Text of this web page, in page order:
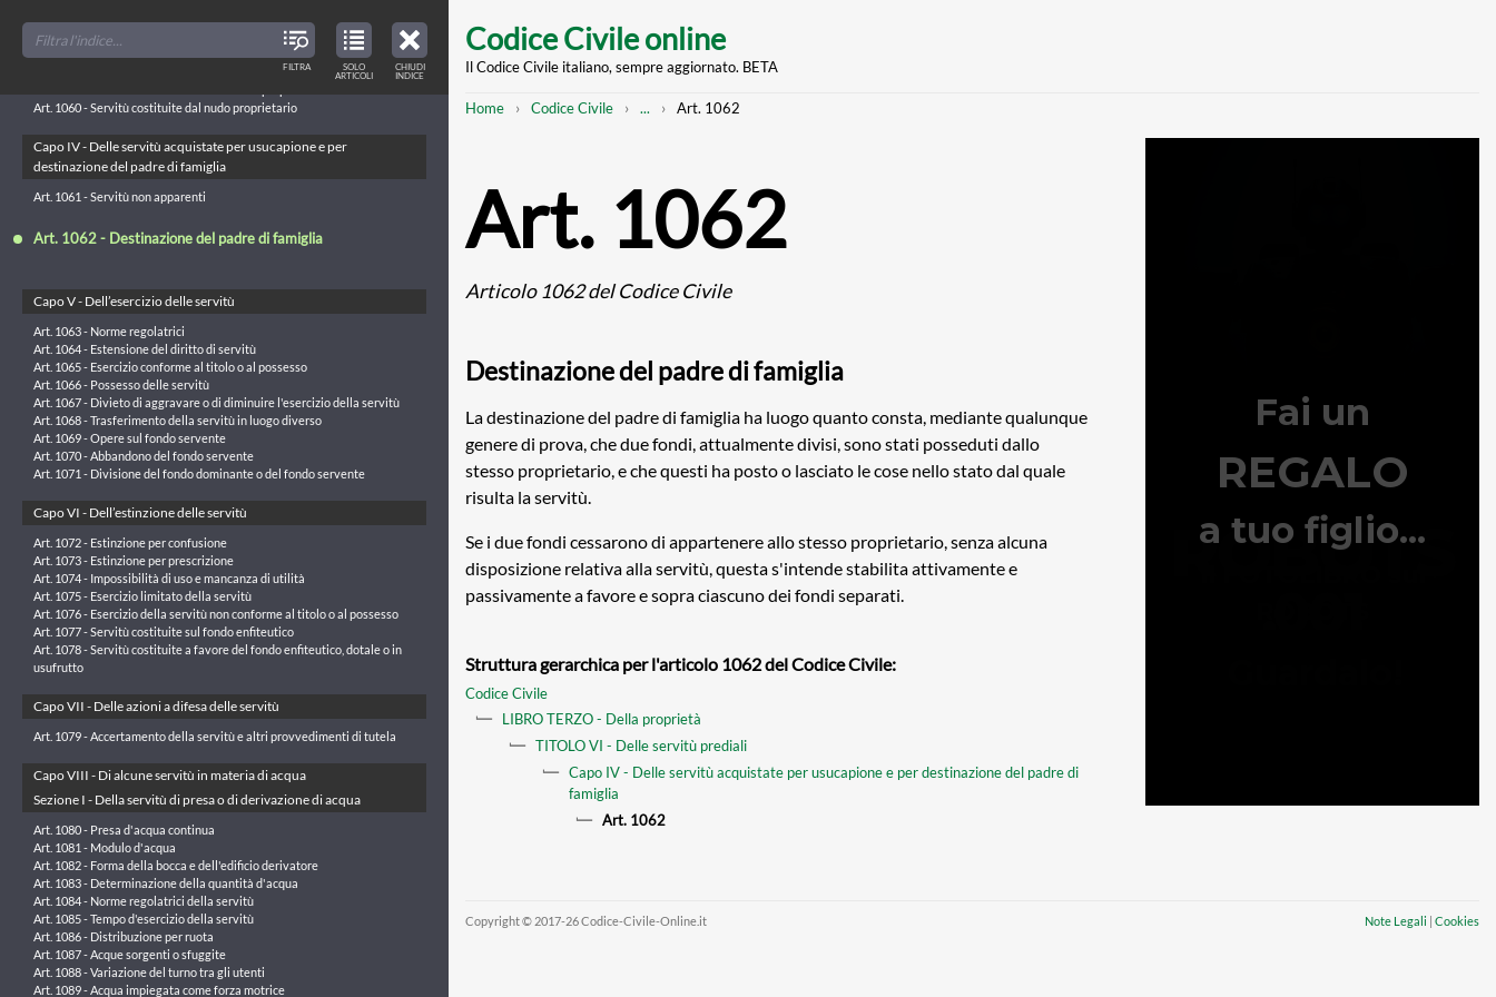
TABLE
OF
CONTENTS
CHIUDI
INDICE
main
Codice Civile online
Il Codice Civile italiano, sempre aggiornato. BETA
Breadcrumb
Home Codice Civile
Mostra
... Art. 1062
Art. 1062
Articolo 1062 del Codice Civile
Destinazione del padre di famiglia
La destinazione del padre di famiglia ha luogo quanto consta, mediante qualunque
genere di prova, che due fondi, attualmente divisi, sono stati posseduti dallo
stesso proprietario, e che questi ha posto o lasciato le cose nello stato dal quale
risulta la servitù.
Se i due fondi cessarono di appartenere allo stesso proprietario, senza alcuna
disposizione relativa alla servitù, questa s'intende stabilita attivamente e
passivamente a favore e sopra ciascuno dei fondi separati.
Struttura gerarchica per l'articolo 1062 del Codice Civile:
Codice Civile
LIBRO TERZO - Della proprietà
TITOLO VI - Delle servitù prediali
Capo IV - Delle servitù acquistate per usucapione e per destinazione del padre di
famiglia
Art. 1062
Copyright © 2017-26 Codice-Civile-Online.it Note Legali | Cookies
TOC
TITLES
FILTRA
VIEW
ONLY
ARTICLES
IN
TABLE
SOLO
ARTICOLI
Capo III - Delle servitù volontarie
Art. 1060 - Servitù costituite dal nudo proprietario
Capo IV - Delle servitù acquistate per usucapione e per
destinazione del padre di famiglia
Art. 1061 - Servitù non apparenti
Art. 1062 - Destinazione del padre di famiglia
Capo V - Dell’esercizio delle servitù
Art. 1063 - Norme regolatrici
Art. 1064 - Estensione del diritto di servitù
Art. 1065 - Esercizio conforme al titolo o al possesso
Art. 1066 - Possesso delle servitù
Art. 1067 - Divieto di aggravare o di diminuire l'esercizio della servitù
Art. 1068 - Trasferimento della servitù in luogo diverso
Art. 1069 - Opere sul fondo servente
Art. 1070 - Abbandono del fondo servente
Art. 1071 - Divisione del fondo dominante o del fondo servente
Capo VI - Dell’estinzione delle servitù
Art. 1072 - Estinzione per confusione
Art. 1073 - Estinzione per prescrizione
Art. 1074 - Impossibilità di uso e mancanza di utilità
Art. 1075 - Esercizio limitato della servitù
Art. 1076 - Esercizio della servitù non conforme al titolo o al possesso
Art. 1077 - Servitù costituite sul fondo enfiteutico
Art. 1078 - Servitù costituite a favore del fondo enfiteutico, dotale o in
usufrutto
Capo VII - Delle azioni a difesa delle servitù
Art. 1079 - Accertamento della servitù e altri provvedimenti di tutela
Capo VIII - Di alcune servitù in materia di acqua
Sezione I - Della servitù di presa o di derivazione di acqua
Art. 1080 - Presa d'acqua continua
Art. 1081 - Modulo d'acqua
Art. 1082 - Forma della bocca e dell'edificio derivatore
Art. 1083 - Determinazione della quantità d'acqua
Art. 1084 - Norme regolatrici della servitù
Art. 1085 - Tempo d'esercizio della servitù
Art. 1086 - Distribuzione per ruota
Art. 1087 - Acque sorgenti o sfuggite
Art. 1088 - Variazione del turno tra gli utenti
Art. 1089 - Acqua impiegata come forza motrice